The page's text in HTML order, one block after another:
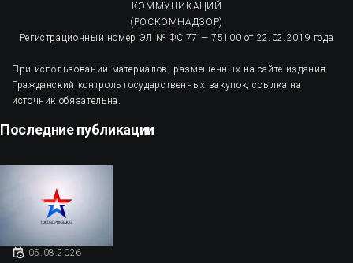
КОММУНИКАЦИЙ
(РОСКОМНАДЗОР)
Регистрационный номер ЭЛ № ФС 77 — 75100 от 22.02.2019 года
При использовании материалов, размещенных на сайте издания
Гражданский контроль государственных закупок, ссылка на
источник обязательна.
Последние публикации
05.08.2026